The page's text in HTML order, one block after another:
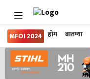
MFOI 2024 होम बातम्या